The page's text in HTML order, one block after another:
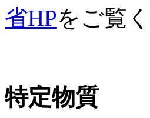
省HPをご覧
特定物質